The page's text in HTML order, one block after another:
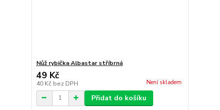
Nůž rybička Albastar stříbrná
49 Kč
40 Kč bez DPH Není skladem
Přidat do košíku